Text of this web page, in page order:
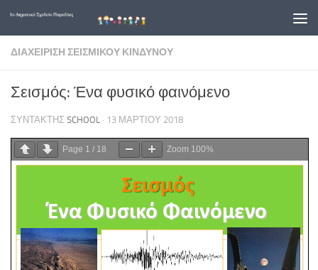
Skip to content
ΔΙΑΧΕΊΡΙΣΗ ΣΕΙΣΜΙΚΟΎ ΚΙΝΔΎΝΟΥ
Σεισμός: Ένα φυσικό φαινόμενο
ΣΥΝΤΆΚΤΗΣ SCHOOL · 13 ΜΑΡΤΊΟΥ 2018
Page 1 / 18 Zoom 100%